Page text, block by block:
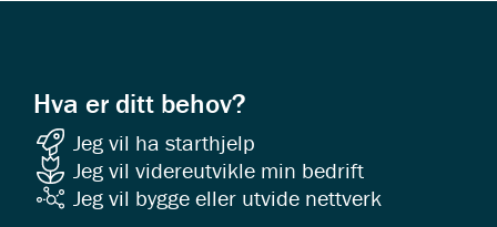
Hva er ditt behov?
Jeg vil ha starthjelp
Jeg vil videreutvikle min bedrift
Jeg vil bygge eller utvide nettverk